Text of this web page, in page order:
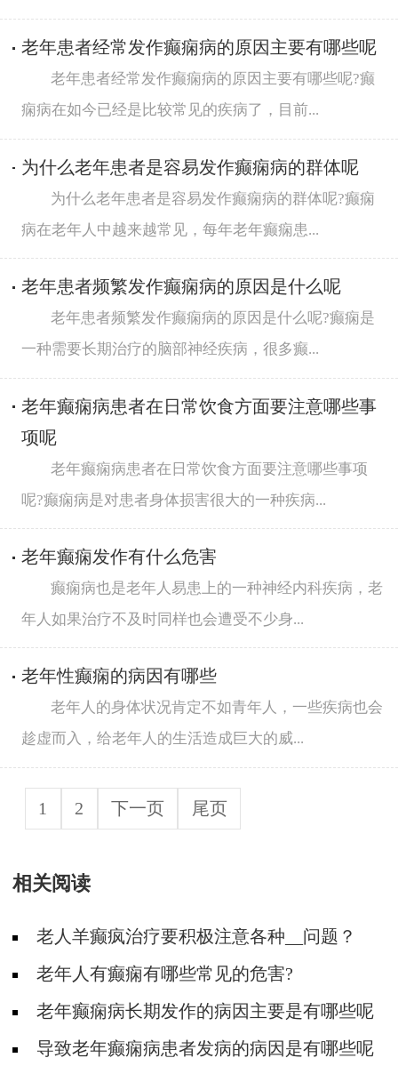
老年患者经常发作癫痫病的原因主要有哪些呢
老年患者经常发作癫痫病的原因主要有哪些呢?癫
痫病在如今已经是比较常见的疾病了，目前...
为什么老年患者是容易发作癫痫病的群体呢
为什么老年患者是容易发作癫痫病的群体呢?癫痫
病在老年人中越来越常见，每年老年癫痫患...
老年患者频繁发作癫痫病的原因是什么呢
老年患者频繁发作癫痫病的原因是什么呢?癫痫是
一种需要长期治疗的脑部神经疾病，很多癫...
老年癫痫病患者在日常饮食方面要注意哪些事
项呢
老年癫痫病患者在日常饮食方面要注意哪些事项
呢?癫痫病是对患者身体损害很大的一种疾病...
老年癫痫发作有什么危害
癫痫病也是老年人易患上的一种神经内科疾病，老
年人如果治疗不及时同样也会遭受不少身...
老年性癫痫的病因有哪些
老年人的身体状况肯定不如青年人，一些疾病也会
趁虚而入，给老年人的生活造成巨大的威...
1 2 下一页 尾页
相关阅读
老人羊癫疯治疗要积极注意各种__问题？
老年人有癫痫有哪些常见的危害?
老年癫痫病长期发作的病因主要是有哪些呢
导致老年癫痫病患者发病的病因是有哪些呢